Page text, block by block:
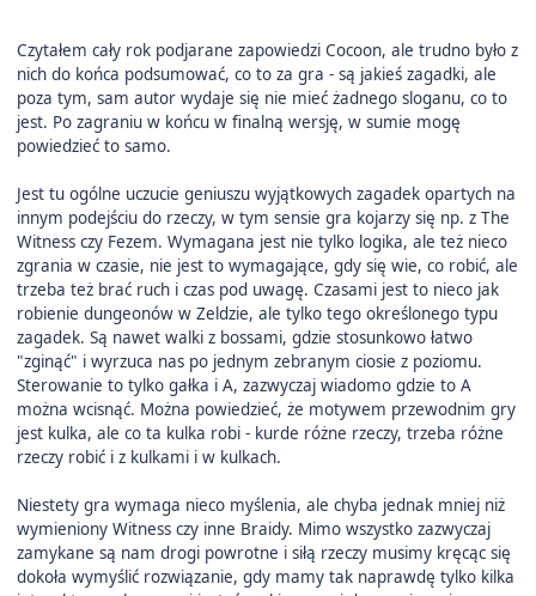
Czytałem cały rok podjarane zapowiedzi Cocoon, ale trudno było z
nich do końca podsumować, co to za gra - są jakieś zagadki, ale
poza tym, sam autor wydaje się nie mieć żadnego sloganu, co to
jest. Po zagraniu w końcu w finalną wersję, w sumie mogę
powiedzieć to samo.
Jest tu ogólne uczucie geniuszu wyjątkowych zagadek opartych na
innym podejściu do rzeczy, w tym sensie gra kojarzy się np. z The
Witness czy Fezem. Wymagana jest nie tylko logika, ale też nieco
zgrania w czasie, nie jest to wymagające, gdy się wie, co robić, ale
trzeba też brać ruch i czas pod uwagę. Czasami jest to nieco jak
robienie dungeonów w Zeldzie, ale tylko tego określonego typu
zagadek. Są nawet walki z bossami, gdzie stosunkowo łatwo
"zginąć" i wyrzuca nas po jednym zebranym ciosie z poziomu.
Sterowanie to tylko gałka i A, zazwyczaj wiadomo gdzie to A
można wcisnąć. Można powiedzieć, że motywem przewodnim gry
jest kulka, ale co ta kulka robi - kurde różne rzeczy, trzeba różne
rzeczy robić i z kulkami i w kulkach.
Niestety gra wymaga nieco myślenia, ale chyba jednak mniej niż
wymieniony Witness czy inne Braidy. Mimo wszystko zazwyczaj
zamykane są nam drogi powrotne i siłą rzeczy musimy kręcąc się
dokoła wymyślić rozwiązanie, gdy mamy tak naprawdę tylko kilka